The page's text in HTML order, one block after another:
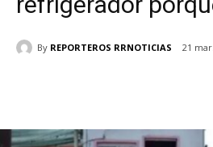
By REPORTEROS RRNOTICIAS 21